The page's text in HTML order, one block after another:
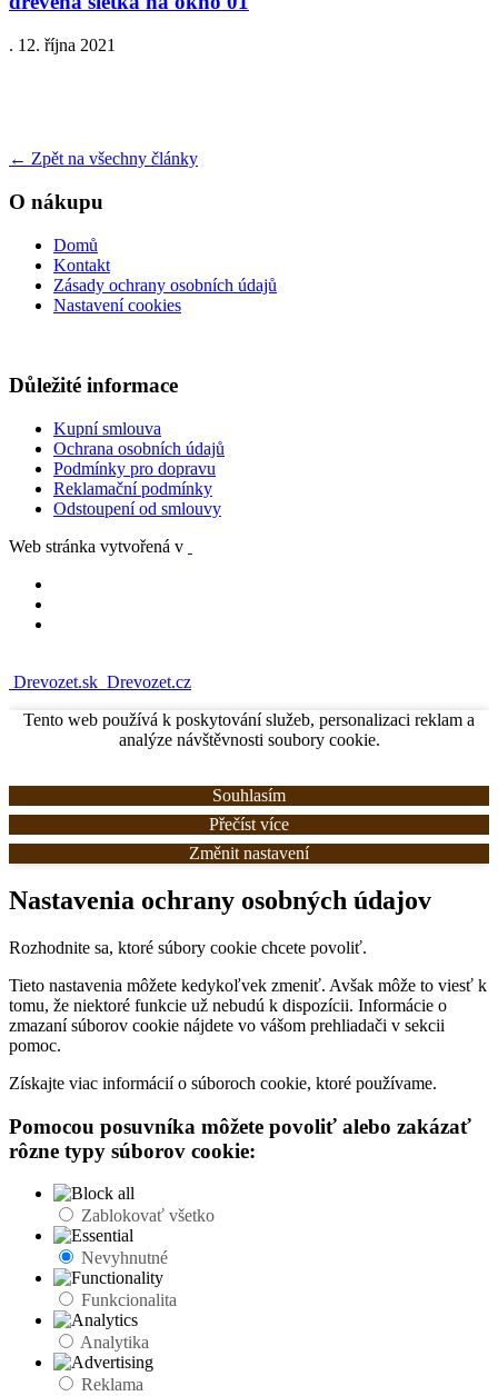
. 12. října 2021
← Zpět na všechny články
O nákupu
Domů
Kontakt
Zásady ochrany osobních údajů
Nastavení cookies
Důležité informace
Kupní smlouva
Ochrana osobních údajů
Podmínky pro dopravu
Reklamační podmínky
Odstoupení od smlouvy
Web stránka vytvořená v
Drevozet.sk Drevozet.cz
Tento web používá k poskytování služeb, personalizaci reklam a
analýze návštěvnosti soubory cookie.
Souhlasím
Přečíst více
Změnit nastavení
Nastavenia ochrany osobných údajov
Rozhodnite sa, ktoré súbory cookie chcete povoliť.
Tieto nastavenia môžete kedykoľvek zmeniť. Avšak môže to viesť k
tomu, že niektoré funkcie už nebudú k dispozícii. Informácie o
zmazaní súborov cookie nájdete vo vášom prehliadači v sekcii
pomoc.
Získajte viac informácií o súboroch cookie, ktoré používame.
Pomocou posuvníka môžete povoliť alebo zakázať
rôzne typy súborov cookie:
Zablokovať všetko
Nevyhnutné
Funkcionalita
Analytika
Reklama